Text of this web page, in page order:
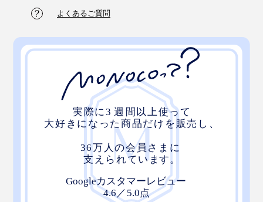
よくあるご質問